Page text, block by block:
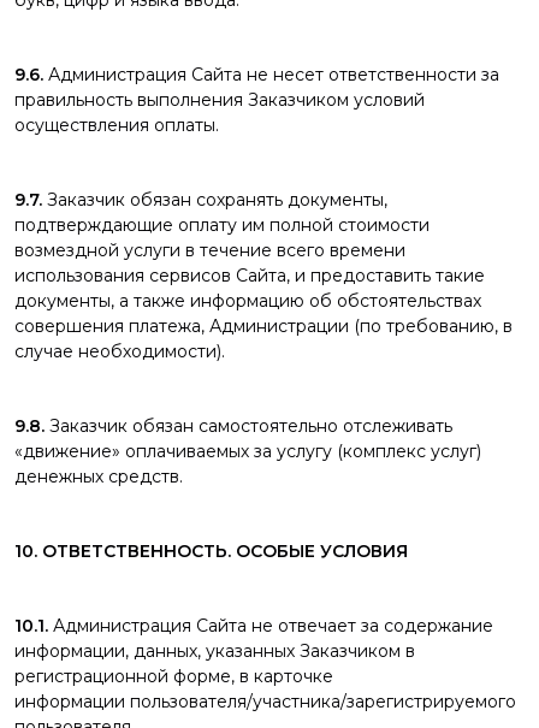
9.6. Администрация Сайта не несет ответственности за
правильность выполнения Заказчиком условий
осуществления оплаты.
9.7. Заказчик обязан сохранять документы,
подтверждающие оплату им полной стоимости
возмездной услуги в течение всего времени
использования сервисов Сайта, и предоставить такие
документы, а также информацию об обстоятельствах
совершения платежа, Администрации (по требованию, в
случае необходимости).
9.8. Заказчик обязан самостоятельно отслеживать
«движение» оплачиваемых за услугу (комплекс услуг)
денежных средств.
10. ОТВЕТСТВЕННОСТЬ. ОСОБЫЕ УСЛОВИЯ
10.1. Администрация Сайта не отвечает за содержание
информации, данных, указанных Заказчиком в
регистрационной форме, в карточке
информации пользователя/участника/зарегистрируемого